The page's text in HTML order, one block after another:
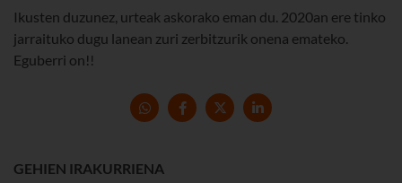
Ikusten duzunez, urteak askorako eman du. 2020an ere tinko
jarraituko dugu lanean zuri zerbitzurik onena emateko.
Eguberri on!!
GEHIEN IRAKURRIENA